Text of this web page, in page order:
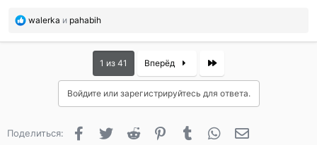
:П
б
р
walerka и pahabih
1 из 41 Вперёд Last
Войдите или зарегистрируйтесь для ответа.
Поделиться: FacebookTwitter Reddit PinterestTumblr WhatsApp